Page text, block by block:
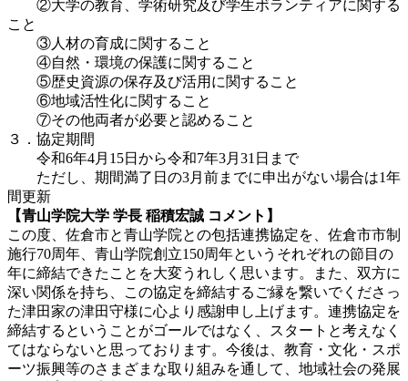
②大学の教育、学術研究及び学生ボランティアに関する
こと
③人材の育成に関すること
④自然・環境の保護に関すること
⑤歴史資源の保存及び活用に関すること
⑥地域活性化に関すること
⑦その他両者が必要と認めること
３．協定期間
令和6年4月15日から令和7年3月31日まで
ただし、期間満了日の3月前までに申出がない場合は1年
間更新
【青山学院大学 学長 稲積宏誠 コメント】
この度、佐倉市と青山学院との包括連携協定を、佐倉市市制
施行70周年、青山学院創立150周年というそれぞれの節目の
年に締結できたことを大変うれしく思います。また、双方に
深い関係を持ち、この協定を締結するご縁を繋いでくださっ
た津田家の津田守様に心より感謝申し上げます。連携協定を
締結するということがゴールではなく、スタートと考えなく
てはならないと思っております。今後は、教育・文化・スポ
ーツ振興等のさまざまな取り組みを通して、地域社会の発展